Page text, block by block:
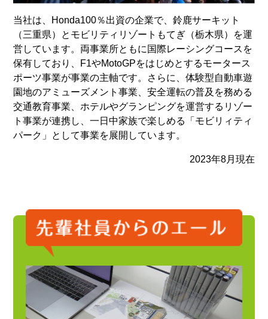
当社は、Honda100％出資の企業で、鈴鹿サーキット
（三重県）とモビリティリゾートもてぎ（栃木県）を運
営しています。両事業所ともに国際レーシングコースを
保有しており、F1やMotoGPをはじめとするモータース
ポーツ事業が事業の主軸です。さらに、体験型自動車遊
園地のアミューズメント事業、安全運転の普及を務める
交通教育事業、ホテルやグランピングを運営するリゾー
ト事業が連携し、一日中家族で楽しめる「モビリィティ
パーク」として事業を展開しています。
2023年8月現在